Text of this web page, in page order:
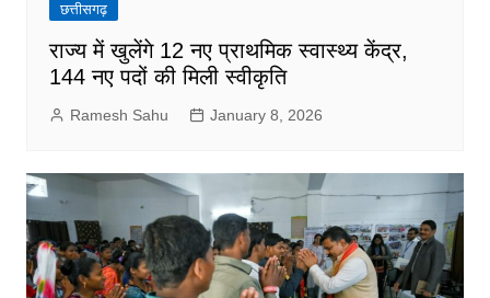
छत्तीसगढ़
राज्य में खुलेंगे 12 नए प्राथमिक स्वास्थ्य केंद्र,
144 नए पदों की मिली स्वीकृति
Ramesh Sahu January 8, 2026